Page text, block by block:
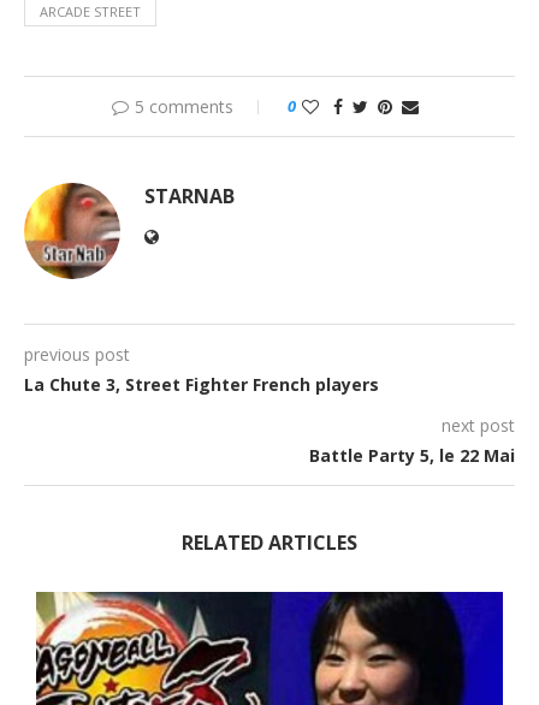
ARCADE STREET
5 comments 0
STARNAB
previous post
La Chute 3, Street Fighter French players
next post
Battle Party 5, le 22 Mai
RELATED ARTICLES